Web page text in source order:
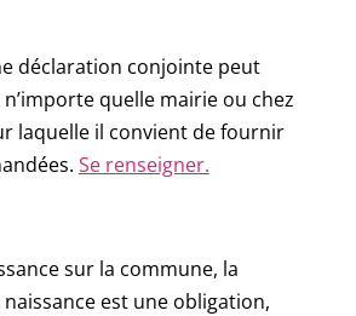
déclaration conjointe peut
quelle mairie ou chez
laquelle il convient de fournir
Se renseigner.
sur la commune, la
est une obligation,